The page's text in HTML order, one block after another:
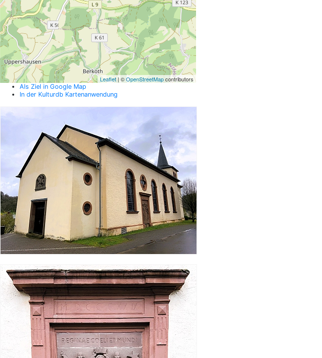
Leaflet| ©OpenStreetMapcontributors
Als Ziel in Google Map
In der Kulturdb Kartenanwendung